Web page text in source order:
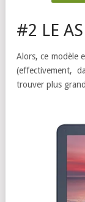
#2 LE
Alors, ce modèle
(effectivement,
trouver plus